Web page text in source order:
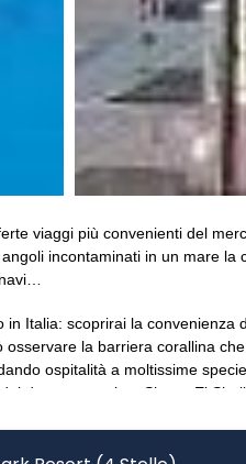
viaggi più convenienti del
incontaminati in un mare la
Italia: scoprirai la
la barriera corallina
ospitalità a moltissime
deserto regala a Sharm El